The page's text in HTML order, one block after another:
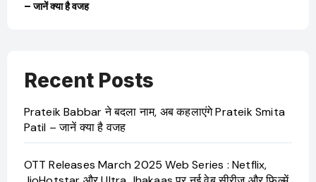
– जानें क्या है वजह
Recent Posts
Prateik Babbar ने बदला नाम, अब कहलाएंगे Prateik Smita
Patil – जानें क्या है वजह
OTT Releases March 2025 Web Series : Netflix,